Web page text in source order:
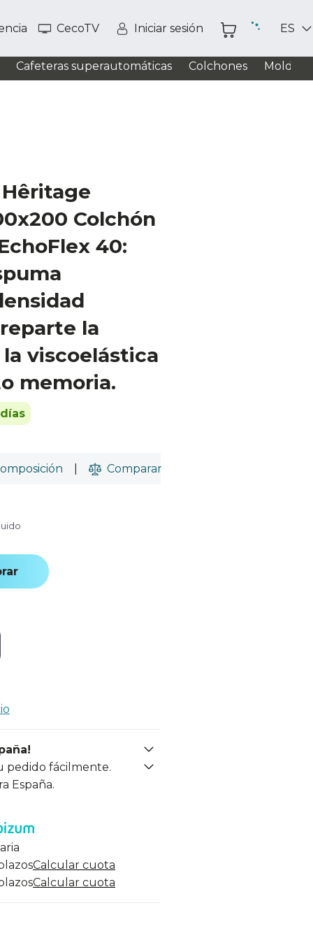
CecoTV Iniciar sesión ES
Cafeteras superautomáticas Colchones
Colchón
40:
la
viscoelástica
memoria.
Comparar
pedido fácilmente.
España.
Calcular cuota
Calcular cuota